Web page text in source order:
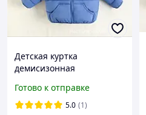
Детская куртка
демисизонная
Готово к отправке
5.0 (1)